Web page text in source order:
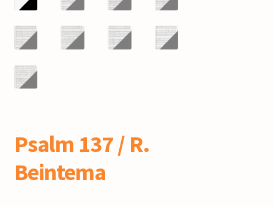
Psalm 137 / R.
Beintema